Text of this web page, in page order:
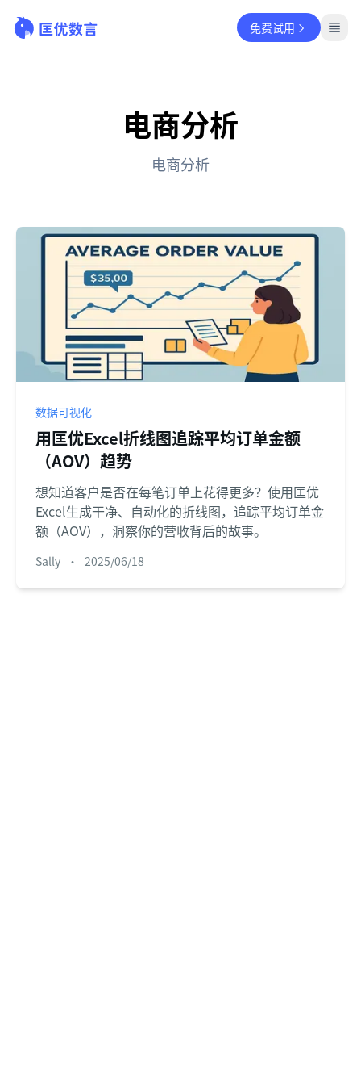
免费试用
电商分析
电商分析
数据可视化
用匡优Excel折线图追踪平均订单金额
（AOV）趋势
想知道客户是否在每笔订单上花得更多？使用匡优
Excel生成干净、自动化的折线图，追踪平均订单金
额（AOV），洞察你的营收背后的故事。
Sally • 2025/06/18